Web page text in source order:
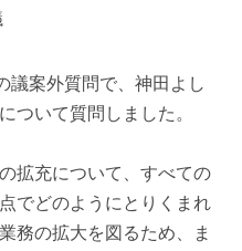
案外質問で、神田よし
ついて質問しました。
拡充について、すべての
でどのようにとりくまれ
務の拡大を図るため、ま